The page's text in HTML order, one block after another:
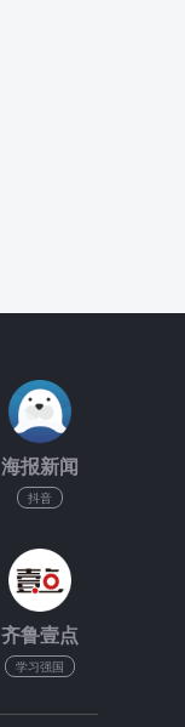
海报新闻
抖音
齐鲁壹点
学习强国